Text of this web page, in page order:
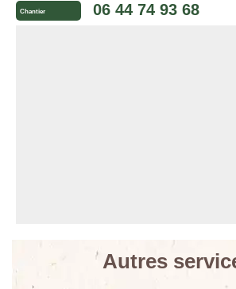
Chantier 06 44 74 93 68
Autres